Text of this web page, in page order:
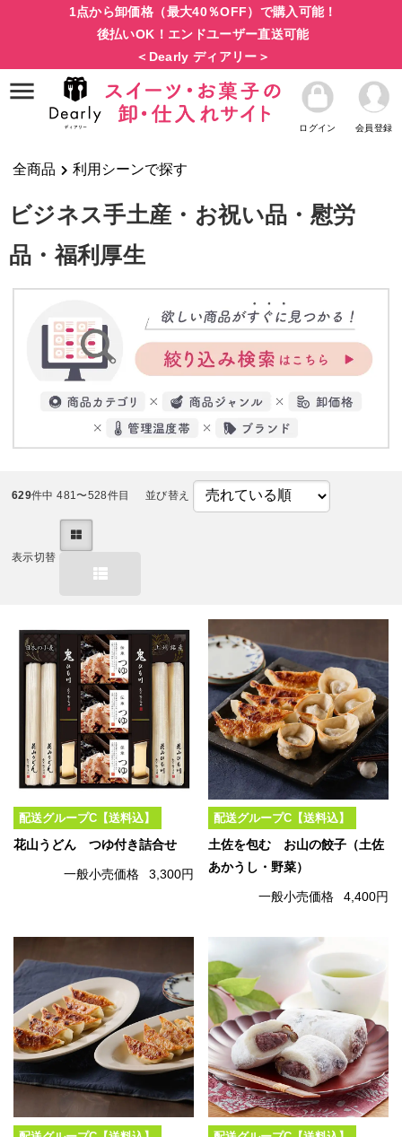
1点から卸価格（最大40％OFF）で購入可能！
後払いOK！エンドユーザー直送可能
＜Dearly ディアリー＞
ログイン 会員登録
全商品 利用シーンで探す
ビジネス手土産・お祝い品・慰労
品・福利厚生
629件中 481〜528件目 並び替え
表示切替
配送グループC【送料込】
花山うどん つゆ付き詰合せ
一般小売価格 3,300円
配送グループC【送料込】
土佐を包む お山の餃子（土佐
あかうし・野菜）
一般小売価格 4,400円